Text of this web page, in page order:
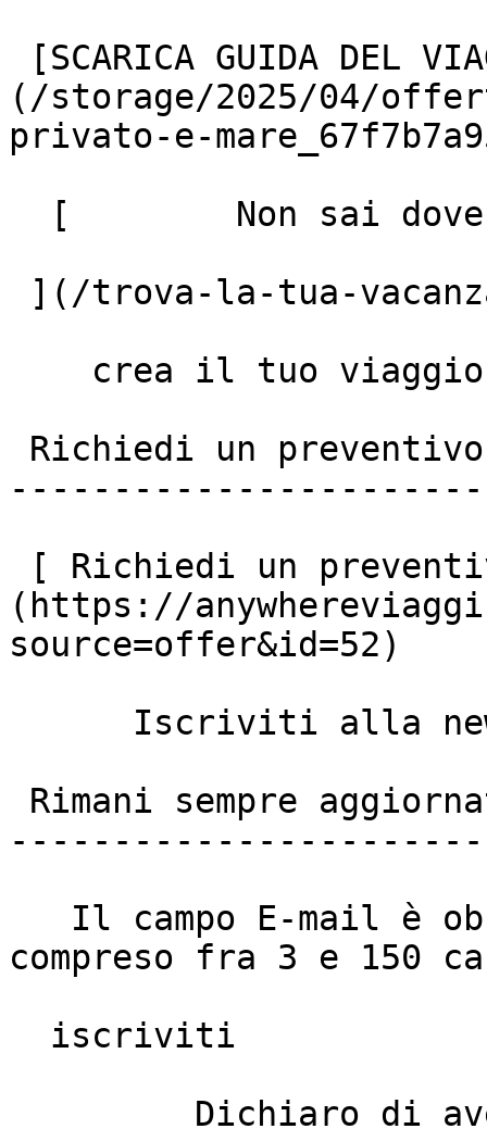
(/storage/2025/04/
privato-e-
(https://
source=offer&id=52)
compreso fra 3 e 150